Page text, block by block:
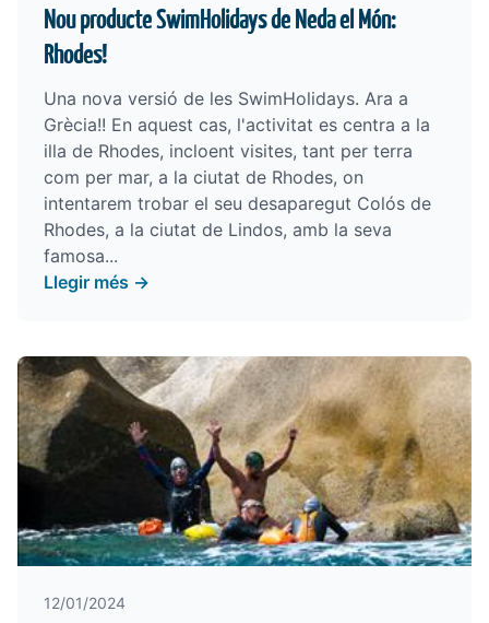
Nou producte SwimHolidays de Neda el Món:
Rhodes!
Una nova versió de les SwimHolidays. Ara a
Grècia!! En aquest cas, l'activitat es centra a la
illa de Rhodes, incloent visites, tant per terra
com per mar, a la ciutat de Rhodes, on
intentarem trobar el seu desaparegut Colós de
Rhodes, a la ciutat de Lindos, amb la seva
famosa...
Llegir més →
12/01/2024